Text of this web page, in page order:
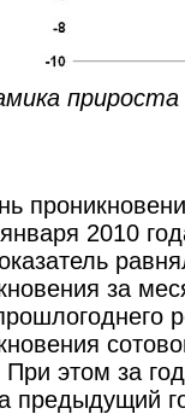
2010
за
этом за
предыдущий